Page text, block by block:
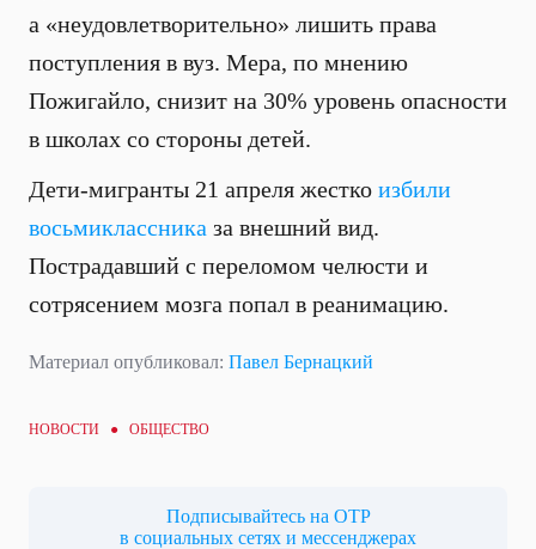
а «неудовлетворительно» лишить права
поступления в вуз. Мера, по мнению
Пожигайло, снизит на 30% уровень опасности
в школах со стороны детей.
Дети-мигранты 21 апреля жестко избили
восьмиклассника за внешний вид.
Пострадавший с переломом челюсти и
сотрясением мозга попал в реанимацию.
Материал опубликовал: Павел Бернацкий
НОВОСТИ ● ОБЩЕСТВО
Подписывайтесь на ОТР
в социальных сетях и мессенджерах